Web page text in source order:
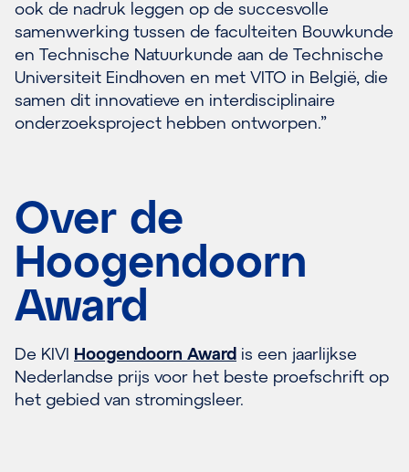
ook de nadruk leggen op de succesvolle
samenwerking tussen de faculteiten Bouwkunde
en Technische Natuurkunde aan de Technische
Universiteit Eindhoven en met VITO in België, die
samen dit innovatieve en interdisciplinaire
onderzoeksproject hebben ontworpen.”
Over de
Hoogendoorn
Award
De KIVI Hoogendoorn Award is een jaarlijkse
Nederlandse prijs voor het beste proefschrift op
het gebied van stromingsleer.